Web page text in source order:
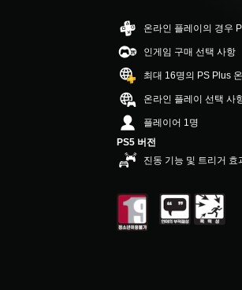
개
별
중
평
균
4
6
5
개
별
온라인 플레이의 경우
인게임 구매 선택 사항
최대 16명의 PS Plus
온라인 플레이 선택 사
플레이어 1명
PS5 버전
진동 기능 및 트리거